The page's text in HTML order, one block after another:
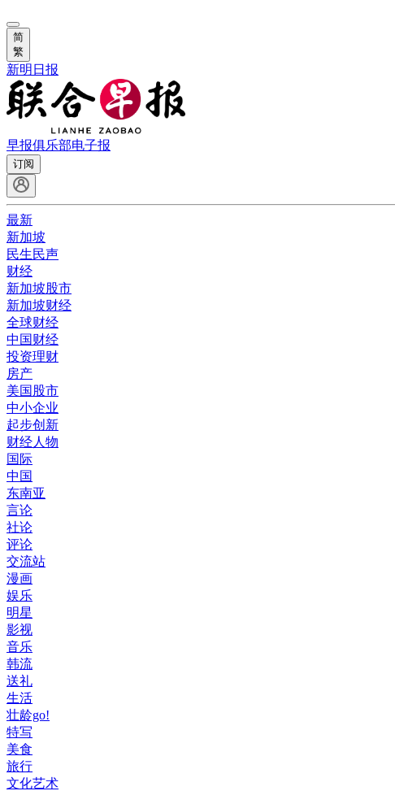
简
繁
新明日报
早报俱乐部电子报
订阅
最新
新加坡
民生民声
财经
新加坡股市
新加坡财经
全球财经
中国财经
投资理财
房产
美国股市
中小企业
起步创新
财经人物
国际
中国
东南亚
言论
社论
评论
交流站
漫画
娱乐
明星
影视
音乐
韩流
送礼
生活
壮龄go!
特写
美食
旅行
文化艺术